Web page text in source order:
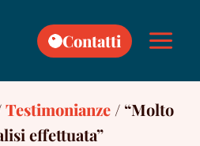
Contatti
Testimonianze/ “Molto
effettuata”